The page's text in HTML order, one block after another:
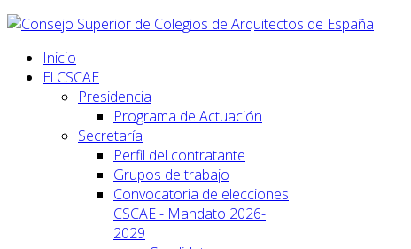
Inicio
El CSCAE
Presidencia
Programa de Actuación
Secretaría
Perfil del contratante
Grupos de trabajo
Convocatoria de elecciones
CSCAE - Mandato 2026-
2029